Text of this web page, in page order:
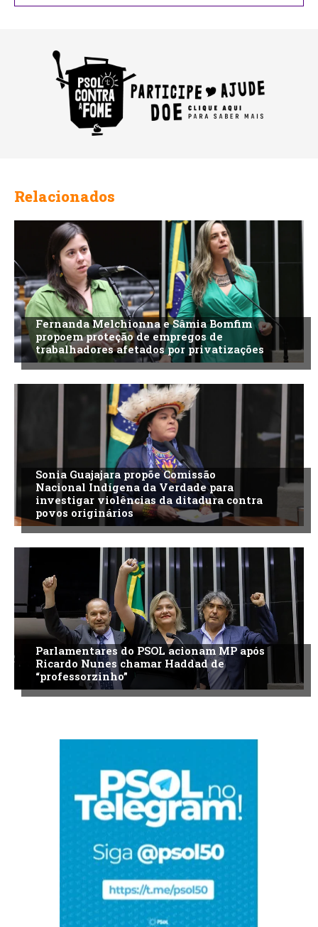
Relacionados
Fernanda Melchionna e Sâmia Bomfim
propoem proteção de empregos de
trabalhadores afetados por privatizações
Sonia Guajajara propõe Comissão
Nacional Indígena da Verdade para
investigar violências da ditadura contra
povos originários
Parlamentares do PSOL acionam MP após
Ricardo Nunes chamar Haddad de
“professorzinho”